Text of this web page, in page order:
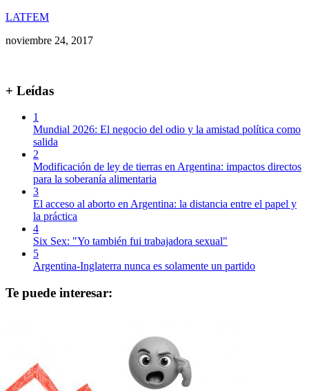
LATFEM
noviembre 24, 2017
+ Leídas
1
Mundial 2026: El negocio del odio y la amistad política como
salida
2
Modificación de ley de tierras en Argentina: impactos directos
para la soberanía alimentaria
3
El acceso al aborto en Argentina: la distancia entre el papel y
la práctica
4
Six Sex: "Yo también fui trabajadora sexual"
5
Argentina-Inglaterra nunca es solamente un partido
Te puede interesar: